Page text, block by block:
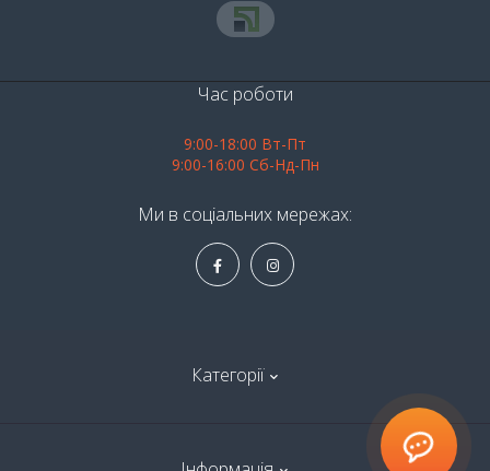
Категорії
Час роботи
9:00-18:00 Вт-Пт
9:00-16:00 Сб-Нд-Пн
Ми в соціальних мережах: